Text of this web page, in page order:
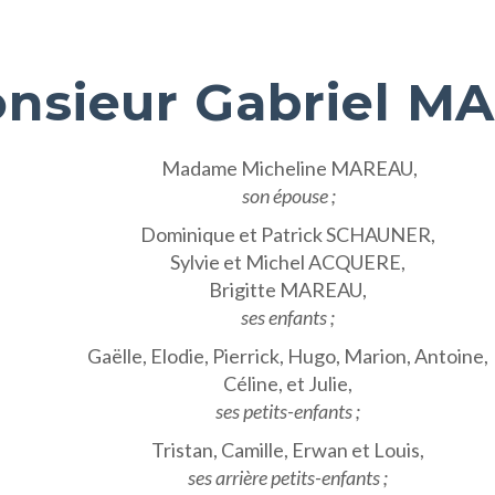
Gabriel
Madame Micheline MAREAU,
son épouse ;
Dominique et Patrick SCHAUNER,
Sylvie et Michel ACQUERE,
Brigitte MAREAU,
ses enfants ;
Gaëlle, Elodie, Pierrick, Hugo, Marion, Antoine,
Céline, et Julie,
ses petits-enfants ;
Tristan, Camille, Erwan et Louis,
ses arrière petits-enfants ;